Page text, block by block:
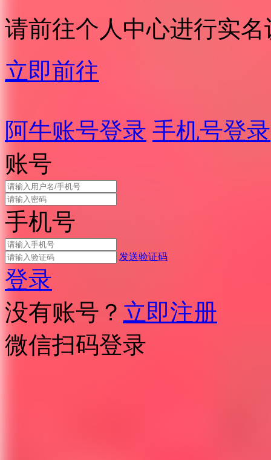
请前往个人中心进行实名
立即前往
阿牛账号登录 手机号登录
账号
手机号
发送验证码
登录
没有账号？ 立即注册
微信扫码登录